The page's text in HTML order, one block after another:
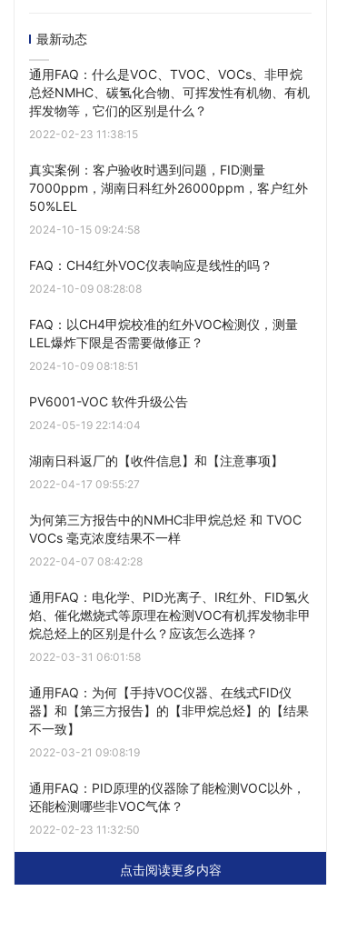
最新动态
通用FAQ：什么是VOC、TVOC、VOCs、非甲烷
总烃NMHC、碳氢化合物、可挥发性有机物、有机
挥发物等，它们的区别是什么？
2022-02-23 11:38:15
真实案例：客户验收时遇到问题，FID测量
7000ppm，湖南日科红外26000ppm，客户红外
50%LEL
2024-10-15 09:24:58
FAQ：CH4红外VOC仪表响应是线性的吗？
2024-10-09 08:28:08
FAQ：以CH4甲烷校准的红外VOC检测仪，测量
LEL爆炸下限是否需要做修正？
2024-10-09 08:18:51
PV6001-VOC 软件升级公告
2024-05-19 22:14:04
湖南日科返厂的【收件信息】和【注意事项】
2022-04-17 09:55:27
为何第三方报告中的NMHC非甲烷总烃 和 TVOC
VOCs 毫克浓度结果不一样
2022-04-07 08:42:28
通用FAQ：电化学、PID光离子、IR红外、FID氢火
焰、催化燃烧式等原理在检测VOC有机挥发物非甲
烷总烃上的区别是什么？应该怎么选择？
2022-03-31 06:01:58
通用FAQ：为何【手持VOC仪器、在线式FID仪
器】和【第三方报告】的【非甲烷总烃】的【结果
不一致】
2022-03-21 09:08:19
通用FAQ：PID原理的仪器除了能检测VOC以外，
还能检测哪些非VOC气体？
2022-02-23 11:32:50
点击阅读更多内容